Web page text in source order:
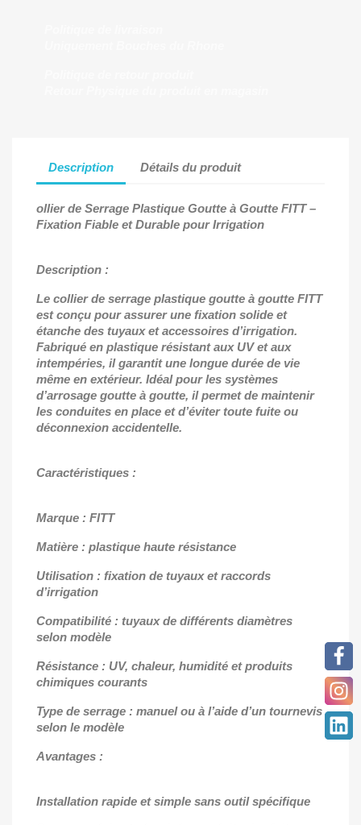
Description Détails du produit
ollier de Serrage Plastique Goutte à Goutte FITT–
Fixation Fiable et Durable pour Irrigation
Description :
Le collier de serrage plastique goutte à goutte FITT
est conçu pour assurer une fixation solide et
étanche des tuyaux et accessoires d’irrigation.
Fabriqué en plastique résistant aux UV et aux
intempéries, il garantit une longue durée de vie
même en extérieur. Idéal pour les systèmes
d’arrosage goutte à goutte, il permet de maintenir
les conduites en place et d’éviter toute fuite ou
déconnexion accidentelle.
Caractéristiques :
Marque : FITT
Matière : plastique haute résistance
Utilisation : fixation de tuyaux et raccords
d’irrigation
Compatibilité : tuyaux de différents diamètres
selon modèle
Résistance : UV, chaleur, humidité et produits
chimiques courants
Type de serrage : manuel ou à l’aide d’un tournevis
selon le modèle
Avantages :
Installation rapide et simple sans outil spécifique